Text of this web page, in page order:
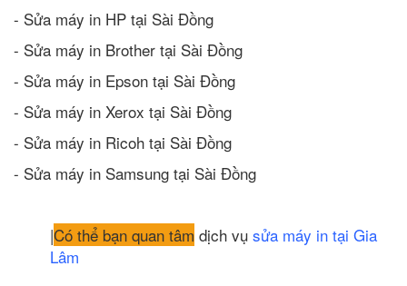
- Sửa máy in HP tại Sài Đồng
- Sửa máy in Brother tại Sài Đồng
- Sửa máy in Epson tại Sài Đồng
- Sửa máy in Xerox tại Sài Đồng
- Sửa máy in Ricoh tại Sài Đồng
- Sửa máy in Samsung tại Sài Đồng
|Có thể bạn quan tâm dịch vụ sửa máy in tại Gia
Lâm